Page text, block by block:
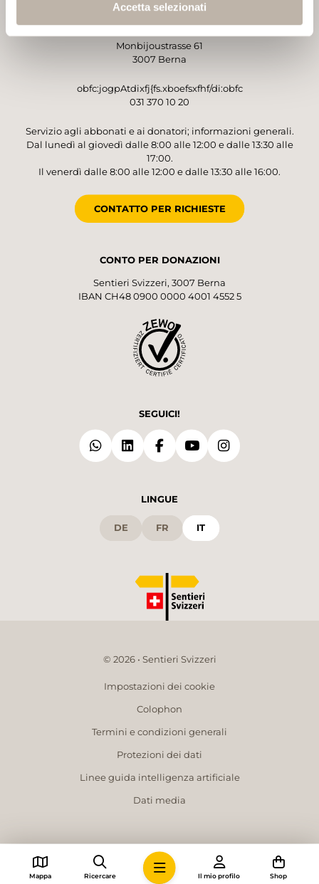
Accetta selezionati
GESTORE
Monbijoustrasse 61
3007 Berna
obfc:jogpAtdixfj{fs.xboefsxfhf/di:obfc
031 370 10 20
Servizio agli abbonati e ai donatori; informazioni generali.
Dal lunedì al giovedì dalle 8:00 alle 12:00 e dalle 13:30 alle
17:00.
Il venerdì dalle 8:00 alle 12:00 e dalle 13:30 alle 16:00.
CONTATTO PER RICHIESTE
CONTO PER DONAZIONI
Sentieri Svizzeri, 3007 Berna
IBAN CH48 0900 0000 4001 4552 5
SEGUICI!
LINGUE
DE FR IT
© 2026 • Sentieri Svizzeri
Impostazioni dei cookie
Colophon
Termini e condizioni generali
Protezioni dei dati
Linee guida intelligenza artificiale
Dati media
Mappa Ricercare Il mio profilo Shop